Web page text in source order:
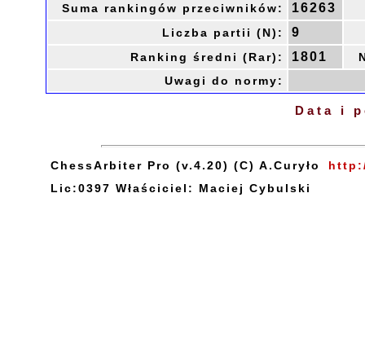
Suma rankingów przeciwników: 16263
Liczba partii (N): 9
Ranking średni (Rar): 1801
Uwagi do normy:
Data i
ChessArbiter Pro (v.4.20) (C) A.Curyło
Lic:0397 Właściciel: Maciej Cybulski